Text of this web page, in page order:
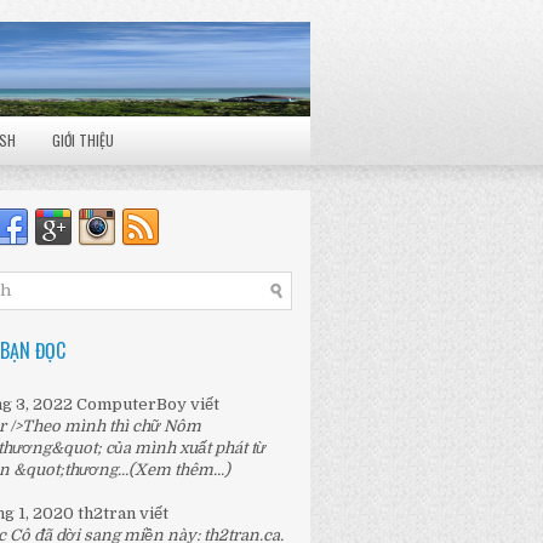
GIỚI THIỆU
ĐỌC
3, 2022 ComputerBoy viết
/>Theo mình thì chữ Nôm
của mình xuất phát từ
&quot;thương...(Xem thêm...)
1, 2020 th2tran viết
Cô đã dời sang miền này: th2tran.ca.